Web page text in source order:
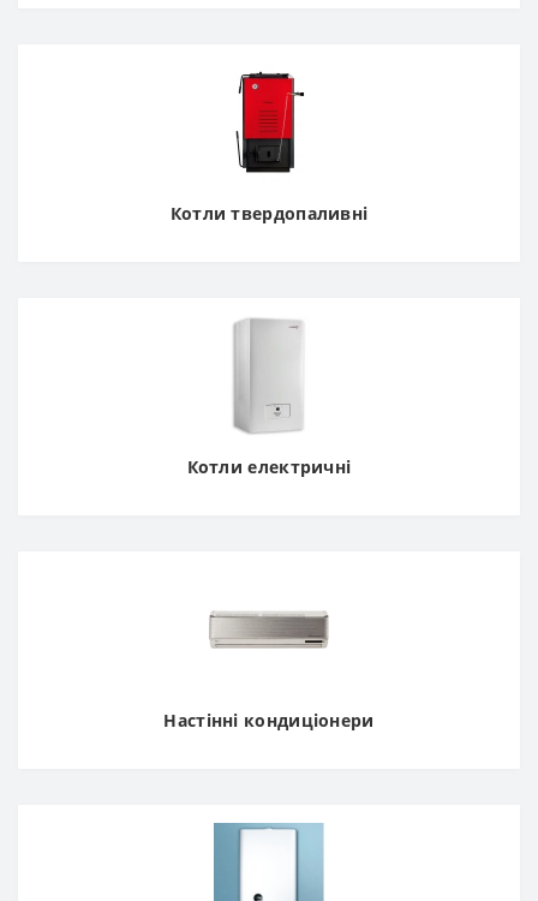
Котли твердопаливні
Котли електричні
Настінні кондиціонери